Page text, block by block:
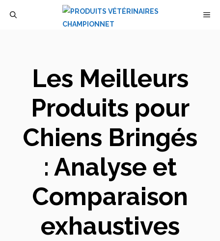
Les Meilleurs
Produits pour
Chiens Bringés
: Analyse et
Comparaison
exhaustives